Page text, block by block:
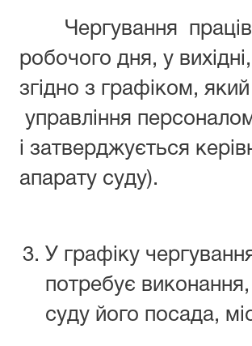
Чергування
робочого дня, у
згідно з графіком,
управління
і затверджується
апарату суду).
У графіку
потребує
суду його посада,